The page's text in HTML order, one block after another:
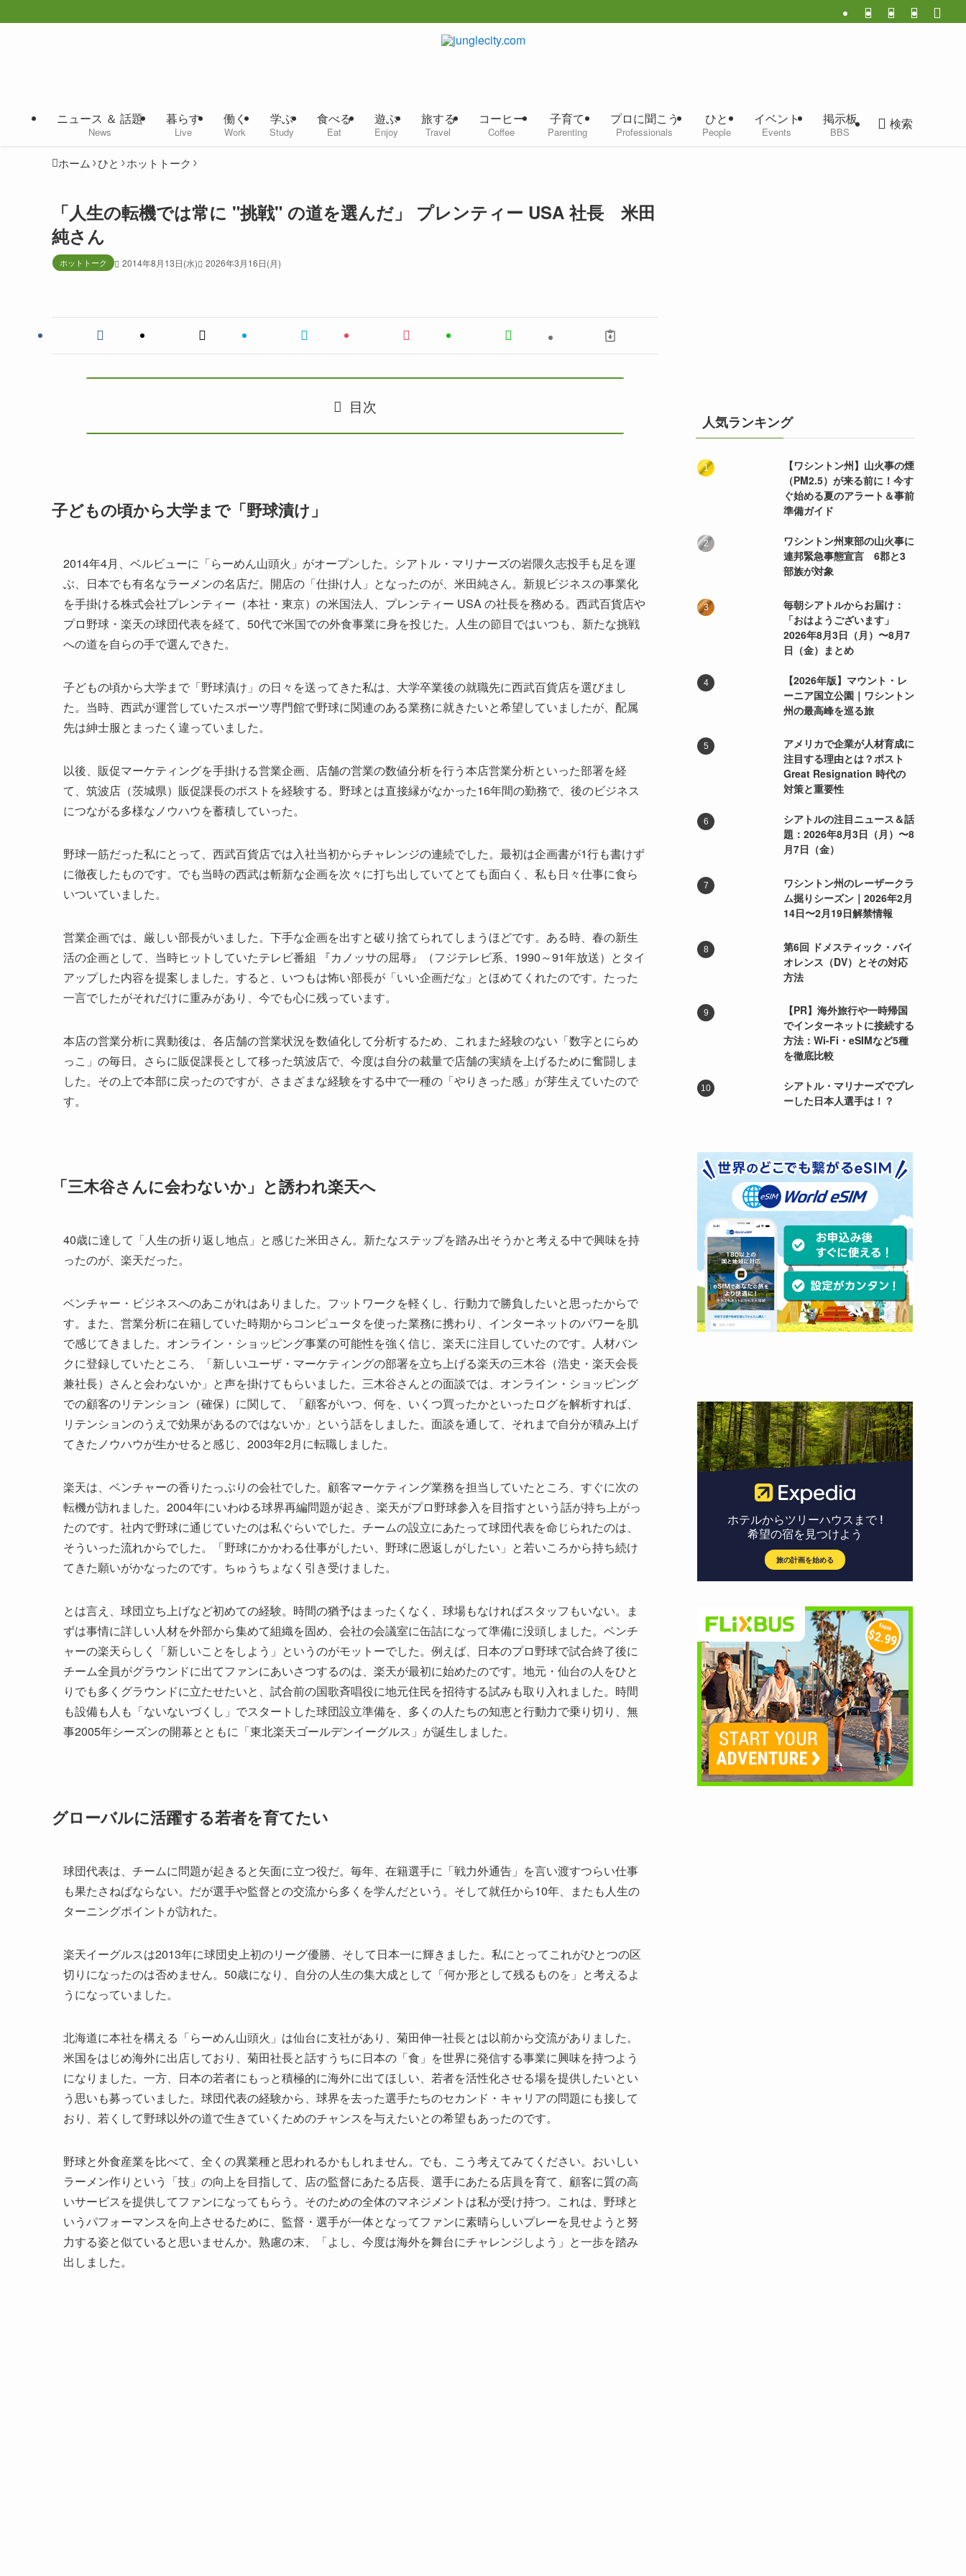
ニュース ＆ 話題
News
暮らす
Live
働く
Work
学ぶ
Study
食べる
Eat
遊ぶ
Enjoy
旅する
Travel
コーヒー
Coffee
子育て
Parenting
プロに聞こう
Professionals
ひと
People
イベント
Events
掲示板
BBS
検索
ホーム ひと ホットトーク
「人生の転機では常に "挑戦" の道を選んだ」 プレンティー USA 社長 米田
純さん
ホットトーク 2014年8月13日(水) 2026年3月16日(月)
目次
子どもの頃から大学まで「野球漬け」
2014年4月、ベルビューに「らーめん山頭火」がオープンした。シアトル・マリナーズの岩隈久志投手も足を運
ぶ、日本でも有名なラーメンの名店だ。開店の「仕掛け人」となったのが、米田純さん。新規ビジネスの事業化
を手掛ける株式会社プレンティー（本社・東京）の米国法人、プレンティー USA の社長を務める。西武百貨店や
プロ野球・楽天の球団代表を経て、50代で米国での外食事業に身を投じた。人生の節目ではいつも、新たな挑戦
への道を自らの手で選んできた。
子どもの頃から大学まで「野球漬け」の日々を送ってきた私は、大学卒業後の就職先に西武百貨店を選びまし
た。当時、西武が運営していたスポーツ専門館で野球に関連のある業務に就きたいと希望していましたが、配属
先は紳士服とまったく違っていました。
以後、販促マーケティングを手掛ける営業企画、店舗の営業の数値分析を行う本店営業分析といった部署を経
て、筑波店（茨城県）販促課長のポストを経験する。野球とは直接縁がなかった16年間の勤務で、後のビジネス
につながる多様なノウハウを蓄積していった。
野球一筋だった私にとって、西武百貨店では入社当初からチャレンジの連続でした。最初は企画書が1行も書けず
に徹夜したものです。でも当時の西武は斬新な企画を次々に打ち出していてとても面白く、私も日々仕事に食ら
いついていました。
営業企画では、厳しい部長がいました。下手な企画を出すと破り捨てられてしまうほどです。ある時、春の新生
活の企画として、当時ヒットしていたテレビ番組 『カノッサの屈辱』（フジテレビ系、1990～91年放送）とタイ
アップした内容を提案しました。すると、いつもは怖い部長が「いい企画だな」とほめてくれたのです。たった
一言でしたがそれだけに重みがあり、今でも心に残っています。
本店の営業分析に異動後は、各店舗の営業状況を数値化して分析するため、これまた経験のない「数字とにらめ
っこ」の毎日。さらに販促課長として移った筑波店で、今度は自分の裁量で店舗の実績を上げるために奮闘しま
した。その上で本部に戻ったのですが、さまざまな経験をする中で一種の「やりきった感」が芽生えていたので
す。
「三木谷さんに会わないか」と誘われ楽天へ
40歳に達して「人生の折り返し地点」と感じた米田さん。新たなステップを踏み出そうかと考える中で興味を持
ったのが、楽天だった。
ベンチャー・ビジネスへのあこがれはありました。フットワークを軽くし、行動力で勝負したいと思ったからで
す。また、営業分析に在籍していた時期からコンピュータを使った業務に携わり、インターネットのパワーを肌
で感じてきました。オンライン・ショッピング事業の可能性を強く信じ、楽天に注目していたのです。人材バン
クに登録していたところ、「新しいユーザ・マーケティングの部署を立ち上げる楽天の三木谷（浩史・楽天会長
兼社長）さんと会わないか」と声を掛けてもらいました。三木谷さんとの面談では、オンライン・ショッピング
での顧客のリテンション（確保）に関して、「顧客がいつ、何を、いくつ買ったかといったログを解析すれば、
リテンションのうえで効果があるのではないか」という話をしました。面談を通して、それまで自分が積み上げ
てきたノウハウが生かせると感じ、2003年2月に転職しました。
楽天は、ベンチャーの香りたっぷりの会社でした。顧客マーケティング業務を担当していたところ、すぐに次の
転機が訪れました。2004年にいわゆる球界再編問題が起き、楽天がプロ野球参入を目指すという話が持ち上がっ
たのです。社内で野球に通じていたのは私ぐらいでした。チームの設立にあたって球団代表を命じられたのは、
そういった流れからでした。「野球にかかわる仕事がしたい、野球に恩返しがしたい」と若いころから持ち続け
てきた願いがかなったのです。ちゅうちょなく引き受けました。
とは言え、球団立ち上げなど初めての経験。時間の猶予はまったくなく、球場もなければスタッフもいない。ま
ずは事情に詳しい人材を外部から集めて組織を固め、会社の会議室に缶詰になって準備に没頭しました。ベンチ
ャーの楽天らしく「新しいことをしよう」というのがモットーでした。例えば、日本のプロ野球で試合終了後に
チーム全員がグラウンドに出てファンにあいさつするのは、楽天が最初に始めたのです。地元・仙台の人をひと
りでも多くグラウンドに立たせたいと、試合前の国歌斉唱役に地元住民を招待する試みも取り入れました。時間
も設備も人も「ないないづくし」でスタートした球団設立準備を、多くの人たちの知恵と行動力で乗り切り、無
事2005年シーズンの開幕とともに「東北楽天ゴールデンイーグルス」が誕生しました。
グローバルに活躍する若者を育てたい
球団代表は、チームに問題が起きると矢面に立つ役だ。毎年、在籍選手に「戦力外通告」を言い渡すつらい仕事
も果たさねばならない。だが選手や監督との交流から多くを学んだという。そして就任から10年、またも人生の
ターニングポイントが訪れた。
楽天イーグルスは2013年に球団史上初のリーグ優勝、そして日本一に輝きました。私にとってこれがひとつの区
切りになったのは否めません。50歳になり、自分の人生の集大成として「何か形として残るものを」と考えるよ
うになっていました。
北海道に本社を構える「らーめん山頭火」は仙台に支社があり、菊田伸一社長とは以前から交流がありました。
米国をはじめ海外に出店しており、菊田社長と話すうちに日本の「食」を世界に発信する事業に興味を持つよう
になりました。一方、日本の若者にもっと積極的に海外に出てほしい、若者を活性化させる場を提供したいとい
う思いも募っていました。球団代表の経験から、球界を去った選手たちのセカンド・キャリアの問題にも接して
おり、若くして野球以外の道で生きていくためのチャンスを与えたいとの希望もあったのです。
野球と外食産業を比べて、全くの異業種と思われるかもしれません。でも、こう考えてみてください。おいしい
ラーメン作りという「技」の向上を目指して、店の監督にあたる店長、選手にあたる店員を育て、顧客に質の高
いサービスを提供してファンになってもらう。そのための全体のマネジメントは私が受け持つ。これは、野球と
いうパフォーマンスを向上させるために、監督・選手が一体となってファンに素晴らしいプレーを見せようと努
力する姿と似ていると思いませんか。熟慮の末、「よし、今度は海外を舞台にチャレンジしよう」と一歩を踏み
出しました。
人気ランキング
【ワシントン州】山火事の煙
（PM2.5）が来る前に！今す
ぐ始める夏のアラート＆事前
準備ガイド
ワシントン州東部の山火事に
連邦緊急事態宣言 6郡と3
部族が対象
毎朝シアトルからお届け：
「おはようございます」
2026年8月3日（月）〜8月7
日（金）まとめ
【2026年版】マウント・レ
ーニア国立公園｜ワシントン
州の最高峰を巡る旅
アメリカで企業が人材育成に
注目する理由とは？ポスト
Great Resignation 時代の
対策と重要性
シアトルの注目ニュース＆話
題：2026年8月3日（月）〜8
月7日（金）
ワシントン州のレーザークラ
ム掘りシーズン｜2026年2月
14日〜2月19日解禁情報
第6回 ドメスティック・バイ
オレンス（DV）とその対応
方法
【PR】海外旅行や一時帰国
でインターネットに接続する
方法：Wi-Fi・eSIMなど5種
を徹底比較
シアトル・マリナーズでプレ
ーした日本人選手は！？